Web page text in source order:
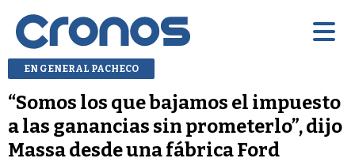
EN GENERAL PACHECO
“Somos los que bajamos el impuesto
a las ganancias sin prometerlo”, dijo
Massa desde una fábrica Ford